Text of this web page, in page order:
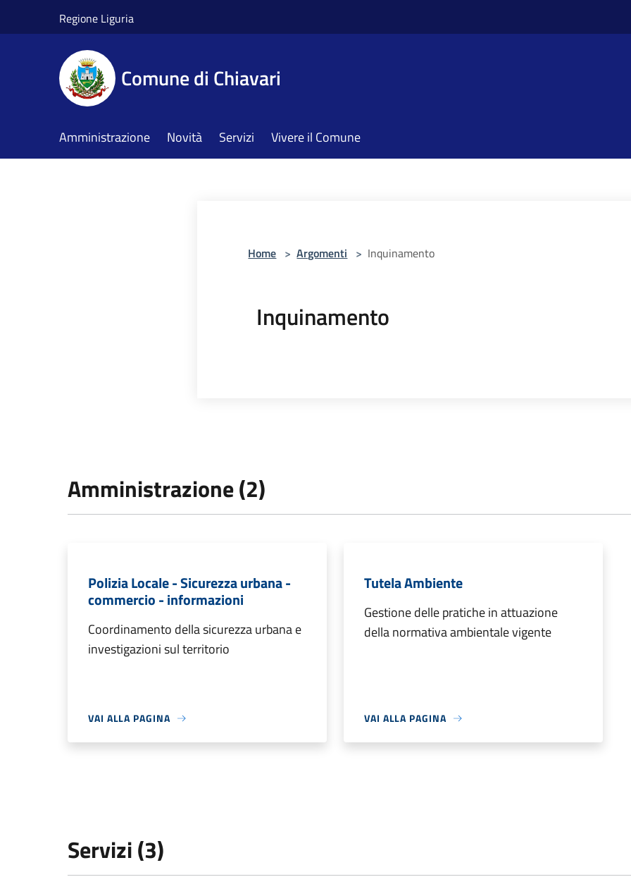
Regione Liguria
Comune di Chiavari
Amministrazione Novità Servizi Vivere il Comune
Home > Argomenti > Inquinamento
Inquinamento
Amministrazione (2)
Polizia Locale - Sicurezza urbana -
commercio - informazioni
Coordinamento della sicurezza urbana e
investigazioni sul territorio
VAI ALLA PAGINA
Tutela Ambiente
Gestione delle pratiche in attuazione
della normativa ambientale vigente
VAI ALLA PAGINA
Servizi (3)